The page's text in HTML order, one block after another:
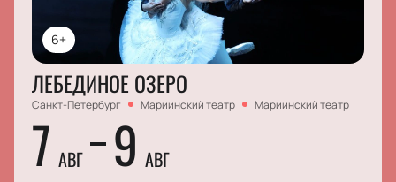
6+
ЛЕБЕДИНОЕ ОЗЕРО
Санкт-Петербург Мариинский театр Мариинский театр
7 АВГ 9 АВГ